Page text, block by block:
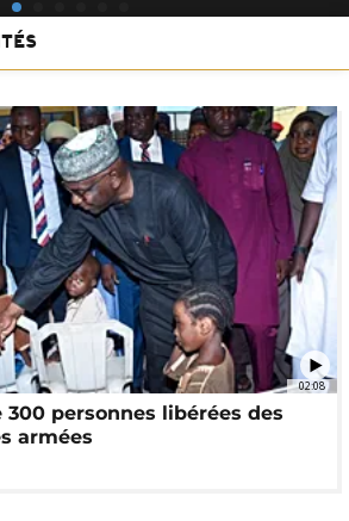
02:08
300 personnes libérées des
armées